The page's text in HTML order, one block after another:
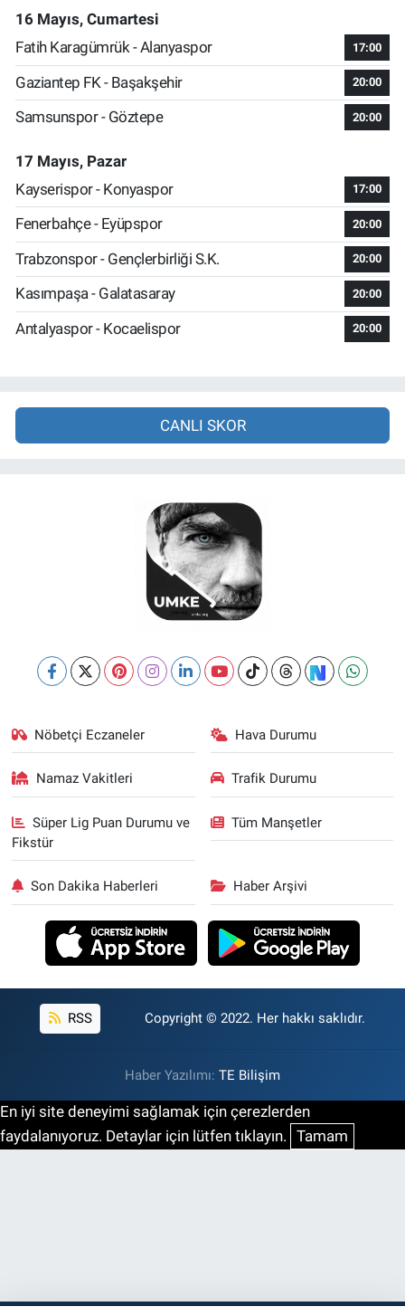
16 Mayıs, Cumartesi
Fatih Karagümrük - Alanyaspor
17:00
Gaziantep FK - Başakşehir 20:00
Samsunspor - Göztepe 20:00
17 Mayıs, Pazar
Kayserispor - Konyaspor
17:00
Fenerbahçe - Eyüpspor 20:00
Trabzonspor - Gençlerbirliği S.K. 20:00
Kasımpaşa - Galatasaray 20:00
Antalyaspor - Kocaelispor 20:00
CANLI SKOR
Nöbetçi Eczaneler Hava Durumu
Namaz Vakitleri Trafik Durumu
Süper Lig Puan Durumu ve
Fikstür
Tüm Manşetler
Son Dakika Haberleri Haber Arşivi
RSS Copyright © 2022. Her hakkı saklıdır.
Haber Yazılımı: TE Bilişim
En iyi site deneyimi sağlamak için çerezlerden
faydalanıyoruz. Detaylar için lütfen tıklayın. Tamam